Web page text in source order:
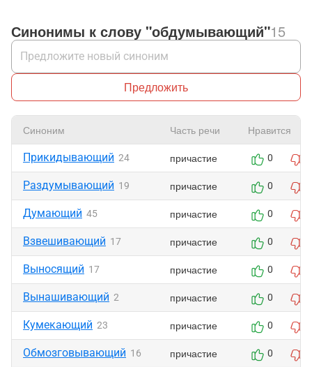
Синонимы к слову "обдумывающий"15
Предложить
Синоним Часть речи Нравится
Прикидывающий 24 причастие 0
Раздумывающий 19 причастие 0
Думающий 45 причастие 0
Взвешивающий 17 причастие 0
Выносящий 17 причастие 0
Вынашивающий 2 причастие 0
Кумекающий 23 причастие 0
Обмозговывающий 16 причастие 0